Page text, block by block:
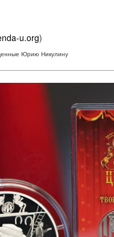
u.org)
Юрию Никулину